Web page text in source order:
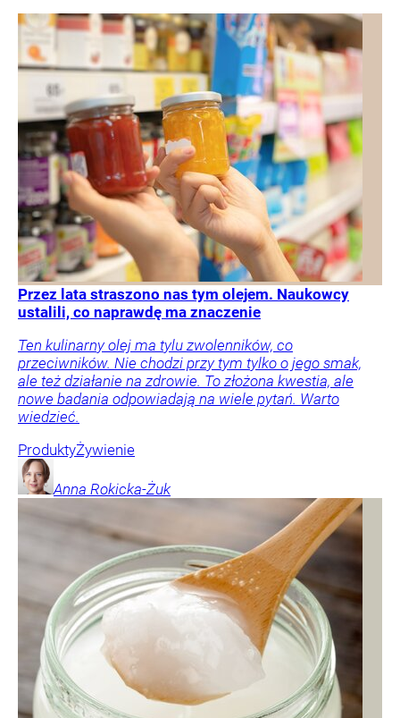
Przez lata straszono nas tym olejem. Naukowcy
ustalili, co naprawdę ma znaczenie
Ten kulinarny olej ma tylu zwolenników, co
przeciwników. Nie chodzi przy tym tylko o jego smak,
ale też działanie na zdrowie. To złożona kwestia, ale
nowe badania odpowiadają na wiele pytań. Warto
wiedzieć.
ProduktyŻywienie
Anna Rokicka-Żuk